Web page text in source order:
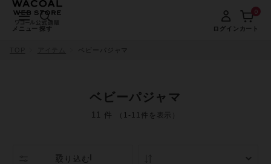
メニュー 探す ログイン カート
0
ベビーパジャマ
ベビーパジャマ
11 件 （1-11件を表示）
絞り込む